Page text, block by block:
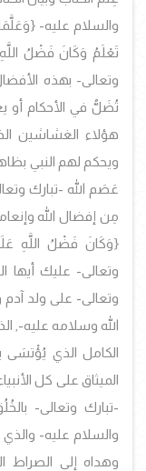
والسلام عليه- {
تَعْلَمُ وَكَانَ فَضْلُ
وتعالى- بهذه
تُضَلُّ في الأحكام أو
هؤلاء الغشاشين
ويحكم لهم النبي
عَصَم الله -تبارك
مِن إفضال الله
{وَكَانَ فَضْلُ اللَّهِ
وتعالى- عليك أيها
وتعالى- على ولد
الله وسلامه عليه-,
الكامل الذي يُؤْتسَى
الميثاق على كل
-تبارك وتعالى-
والسلام عليه-
وهداه إلي الصراط